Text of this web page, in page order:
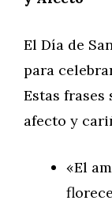
El Día de
para
Estas frases
afecto y
«El